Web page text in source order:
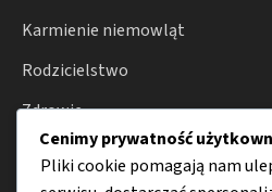
Karmienie niemowląt
Rodzicielstwo
Zdrowie
Porady
Cenimy prywatność
Pliki cookie pomagają nam